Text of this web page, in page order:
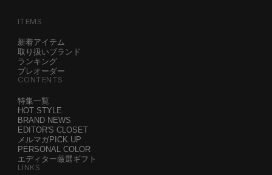
ITEMS
新着アイテム
取り扱いブランド
ランキング
プレオーダー
CONTENTS
特集一覧
HOT STYLE
BRAND NEWS
EDITOR'S CLOSET
メルマガPICK UP
PERSONAL COLOR
エディター厳選ギフト
LINKS